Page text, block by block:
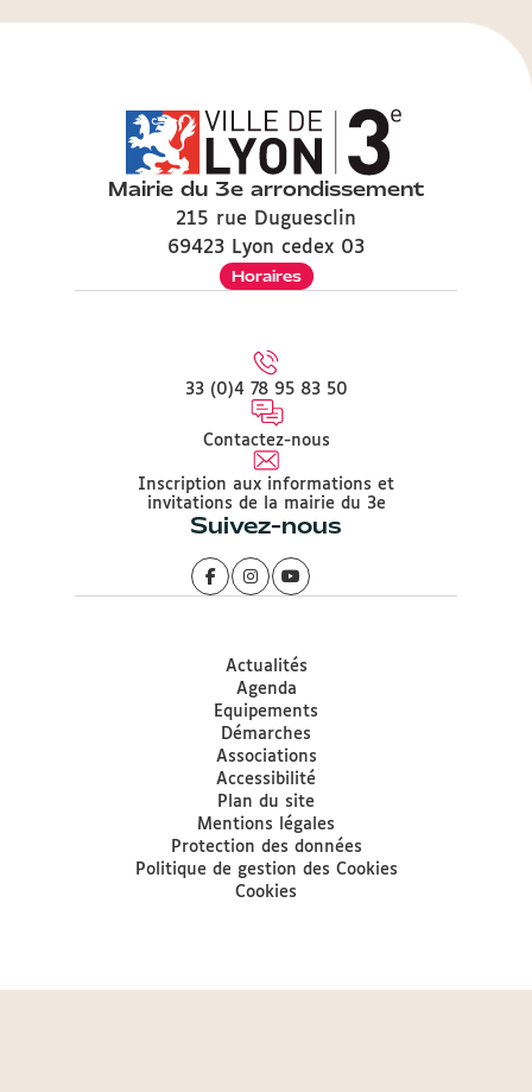
Mairie du 3e arrondissement
215 rue Duguesclin
69423 Lyon cedex 03
Horaires
33 (0)4 78 95 83 50
Contactez-nous
Inscription aux informations et
invitations de la mairie du 3e
Suivez-nous
Actualités
Agenda
Equipements
Démarches
Associations
Accessibilité
Plan du site
Mentions légales
Protection des données
Politique de gestion des Cookies
Cookies